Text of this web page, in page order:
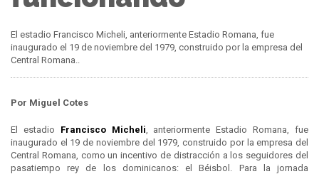
El estadio Francisco Micheli, anteriormente Estadio Romana, fue
inaugurado el 19 de noviembre del 1979, construido por la empresa del
Central Romana..
Por Miguel Cotes
El estadio Francisco Micheli , anteriormente Estadio Romana, fue
inaugurado el 19 de noviembre del 1979, construido por la empresa del
Central Romana, como un incentivo de distracción a los seguidores del
pasatiempo rey de los dominicanos: el Béisbol. Para la jornada